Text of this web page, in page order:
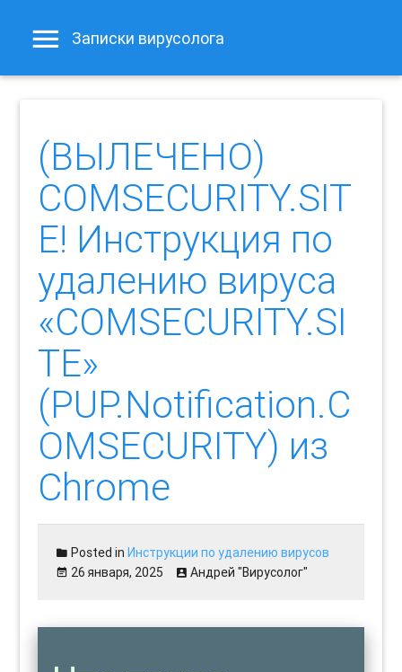
Записки вирусолога
(ВЫЛЕЧЕНО)
COMSECURITY.SIT
E! Инструкция по
удалению вируса
«COMSECURITY.SI
TE»
(PUP.Notification.C
OMSECURITY) из
Chrome
Posted inИнструкции по удалению вирусов
26 января, 2025
Андрей "Вирусолог"